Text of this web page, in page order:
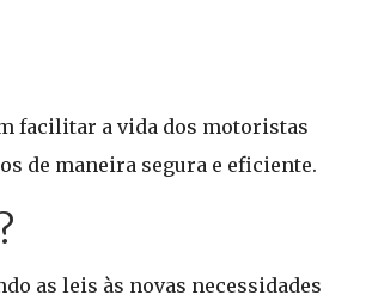
facilitar a vida dos motoristas
de maneira segura e eficiente.
as leis às novas necessidades